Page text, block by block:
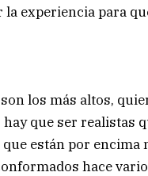
la experiencia para
los más altos,
hay que ser realistas
están por encima
hace